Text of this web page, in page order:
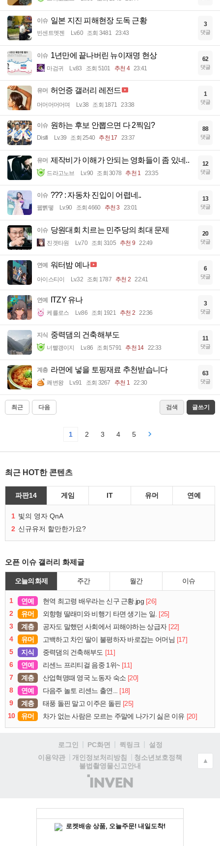
이슈 일본 지진 피해현장 도독 근황
빈센트멧젠 Lv.60 조회 3481 23:43
3
댓글
이슈 1년만에 끝나버린 뉴이재명 현상
마검귀 Lv.83 조회 5101 추천 4 23:41
62
댓글
유머 허언증 갤러리 레전드
머머머머머며 Lv.38 조회 1871 23:38
1
댓글
이슈 원하는 후보 안뽑으면 다 2찍임?
Disifi Lv.39 조회 2540 추천 17 23:37
88
댓글
유머 제작비가 이해가 안되는 영화들이 좀 있네..
드라고노브 Lv.90 조회 3078 추천 1 23:35
12
댓글
이슈 ??? : 자동차 진입이 어렵네..
꿻뻵뗗 Lv.90 조회 4660 추천 3 23:01
13
댓글
이슈 당원대회 치르는 민주당의 최대 문제
진겟타원 Lv.70 조회 3105 추천 9 22:49
20
댓글
연예 워터밤 예나
아이스티이 Lv.32 조회 1787 추천 2 22:41
6
댓글
연예 ITZY 유나
케를로스 Lv.86 조회 1921 추천 2 22:36
3
댓글
지식 중력댐의 건축해부도
너빨갱이지 Lv.86 조회 5791 추천 14 22:33
11
댓글
계층 라면에 넣을 토핑재료 추천받습니다
쾌변왕 Lv.91 조회 3267 추천 1 22:30
63
댓글
최근 다음 검색 글쓰기
1 2 3 4 5
최근 HOT한 콘텐츠
파판14 게임 IT 유머 연예
1 빛의 영자 QnA
2 신규유저 할만한가요?
오픈 이슈 갤러리 화제글
오늘의 화제 주간 월간 이슈
1 연예 현역 최고령 배우라는 신구 근황.jpg [26]
2
유머 외향형 딸래미와 비행기 타면 생기는 일. [25]
3
계층 공자도 말했던 사회에서 피해야하는 상급자 [22]
4
유머 고백하고 차인 딸이 불평하자 바로잡는 어머님 [17]
5
지식 중력댐의 건축해부도 [11]
6
연예 리센느 프리티걸 음중 1위~ [11]
7
계층 산업혁명때 영국 노동자 숙소 [20]
8
연예 다음주 놀토 리센느 출연... [18]
9
계층 태풍 돌핀 말고 이주은 돌핀 [25]
10
유머 차가 없는 사람은 모르는 주말에 나가기 싫은 이유 [20]
로그인 PC화면 퀵링크
설정
이용약관
개인정보처리방침
청소년보호정책
불법촬영물신고안내
(주)
인
▲